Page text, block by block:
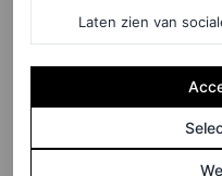
Laten zien van